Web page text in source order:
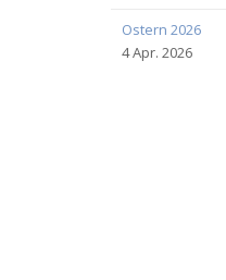
Ostern 2026
4 Apr. 2026